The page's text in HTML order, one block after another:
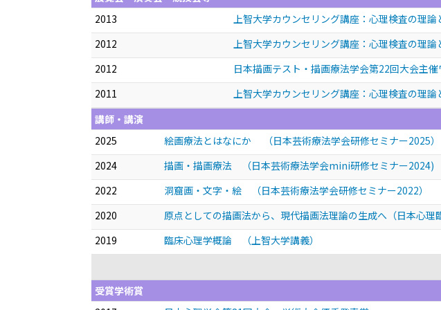
2013
上智大学カウンセリング講座：心理検査の理論
2012
上智大学カウンセリング講座：心理検査の理論
2012
日本描画テスト・描画療法学会第22回大会主
2011
上智大学カウンセリング講座：心理検査の理論
講師・講演
2025
絵画療法とはなにか （日本芸術療法学会研修セミナー2025）
2024
描画・描画療法 （日本芸術療法学会mini研修セミナー2024)
2022
洞窟画・文字・絵 （日本芸術療法学会研修セミナー2022）
2020
原点としての描画法から、現代描画法理論の生成へ（日本心
2019
臨床心理学概論 （上智大学講義）
受賞学術賞